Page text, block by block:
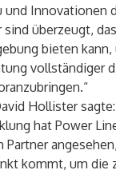
und Innovationen
überzeugt,
bieten kann,
vollständiger
Hollister
hat Power
Partner
kommt, um die